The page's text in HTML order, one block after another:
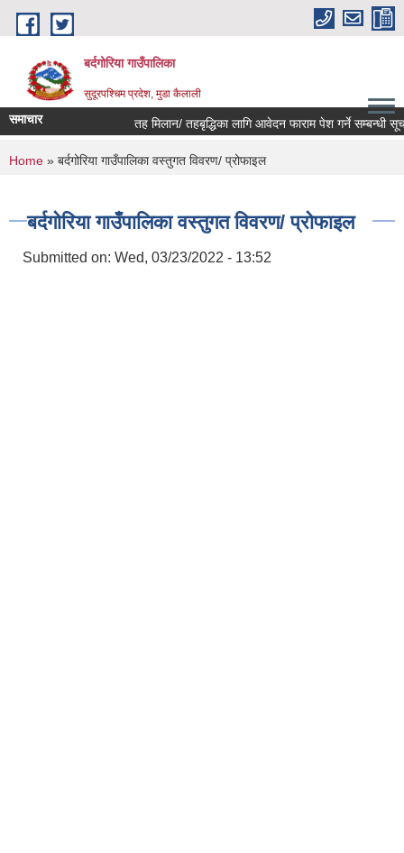
Skip to main content
बर्दगोरिया गाउँपालिका
सुदूरपश्चिम प्रदेश, मुडा कैलाली
समाचार तह मिलान/ तहबृद्धिका लागि आवेदन फाराम पेश गर्ने सम्बन्धी
You are here
Home » बर्दगोरिया गाउँपालिका वस्तुगत विवरण/ प्रोफाइल
बर्दगोरिया गाउँपालिका वस्तुगत विवरण/ प्रोफाइल
Submitted on: Wed, 03/23/2022 - 13:52